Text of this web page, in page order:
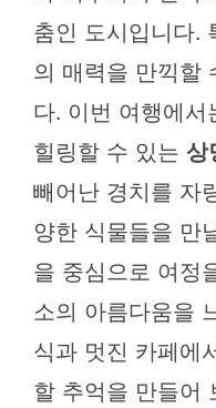
춤인 도시입니다.
의 매력을 만끽할
다. 이번 여행에서
힐링할 수 있는 상
빼어난 경치를 자
양한 식물들을 만
을 중심으로 여정
소의 아름다움을
식과 멋진 카페에
할 추억을 만들어